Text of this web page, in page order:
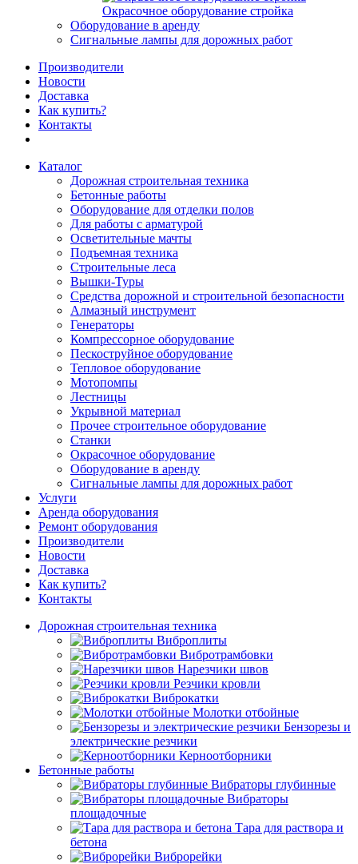
Окрасочное оборудование стройка
Оборудование в аренду
Сигнальные лампы для дорожных работ
Производители
Новости
Доставка
Как купить?
Контакты
Каталог
Дорожная строительная техника
Бетонные работы
Оборудование для отделки полов
Для работы с арматурой
Осветительные мачты
Подъемная техника
Строительные леса
Вышки-Туры
Средства дорожной и строительной безопасности
Алмазный инструмент
Генераторы
Компрессорное оборудование
Пескоструйное оборудование
Тепловое оборудование
Мотопомпы
Лестницы
Укрывной материал
Прочее строительное оборудование
Станки
Окрасочное оборудование
Оборудование в аренду
Сигнальные лампы для дорожных работ
Услуги
Аренда оборудования
Ремонт оборудования
Производители
Новости
Доставка
Как купить?
Контакты
Дорожная строительная техника
Виброплиты
Вибротрамбовки
Нарезчики швов
Резчики кровли
Виброкатки
Молотки отбойные
Бензорезы и
электрические резчики
Керноотборники
Бетонные работы
Вибраторы глубинные
Вибраторы
площадочные
Тара для раствора и
бетона
Виброрейки